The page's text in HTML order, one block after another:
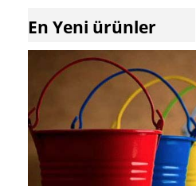
En Yeni ürünler